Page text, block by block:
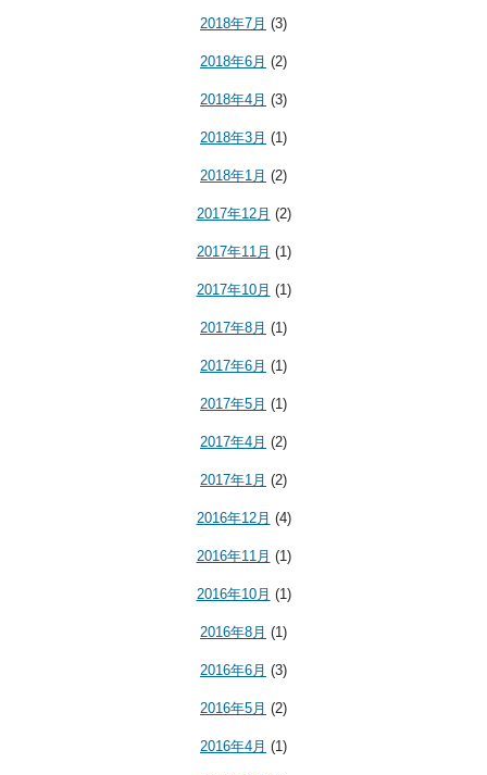
2018年7月 (3)
2018年6月 (2)
2018年4月 (3)
2018年3月 (1)
2018年1月 (2)
2017年12月 (2)
2017年11月 (1)
2017年10月 (1)
2017年8月 (1)
2017年6月 (1)
2017年5月 (1)
2017年4月 (2)
2017年1月 (2)
2016年12月 (4)
2016年11月 (1)
2016年10月 (1)
2016年8月 (1)
2016年6月 (3)
2016年5月 (2)
2016年4月 (1)